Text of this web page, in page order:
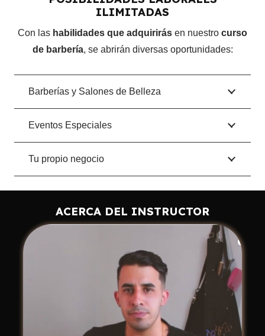
Módulo 19: Bonos
Módulo 20:Video respuestas a preguntas
frecuentes
¿Es mejor iniciar en local o a domicilio?
¿Es mejor iniciar en local o a domicilio?
niños?
ILIMITADAS
Con las habilidades que adquirirás en nuestro curso
de barbería, se abrirán diversas oportunidades:
Barberías y Salones de Belleza
Eventos Especiales
Tu propio negocio
ACERCA DEL INSTRUCTOR